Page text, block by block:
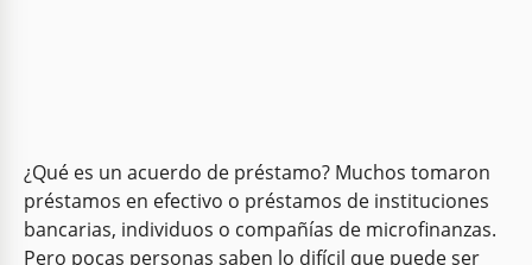
¿Qué es un acuerdo de préstamo? Muchos tomaron
préstamos en efectivo o préstamos de instituciones
bancarias, individuos o compañías de microfinanzas.
Pero pocas personas saben lo difícil que puede ser